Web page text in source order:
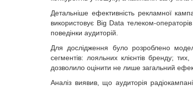
Детальніше ефективність рекламної
використовує Big Data телеком-
поведінки аудиторій.
Для дослідження було розроблено
сегментів: лояльних клієнтів бренду;
дозволило оцінити не лише загальний
Аналіз виявив, що аудиторія